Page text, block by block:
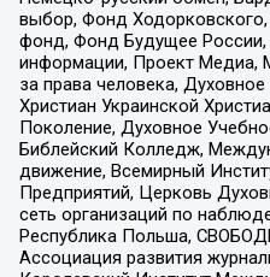
выбор, Фонд
фонд, Фонд Будущее
информации, Проект Медиа,
за права человека,
Христиан Украинской
Поколение, Духовное
Библейский Колледж,
движение, Всемирный
Предприятий, Церковь
сеть организаций по
Республика Польша,
Ассоциация развития